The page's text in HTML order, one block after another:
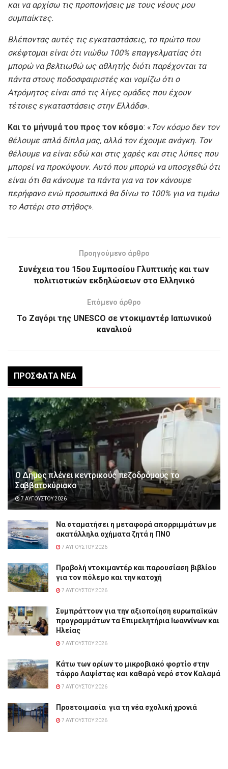
και να αρχίσω τις προπονήσεις με τους νέους μου
συμπαίκτες.
Βλέποντας αυτές τις εγκαταστάσεις, το πρώτο που
σκέφτομαι είναι ότι νιώθω 100% επαγγελματίας ότι
μπορώ να βελτιωθώ ως αθλητής διότι παρέχονται τα
πάντα στους ποδοσφαιριστές και νομίζω ότι ο
Ατρόμητος είναι από τις λίγες ομάδες που έχουν
τέτοιες εγκαταστάσεις στην Ελλάδα».
Και το μήνυμά του προς τον κόσμο: « Τον κόσμο δεν τον
θέλουμε απλά δίπλα μας, αλλά τον έχουμε ανάγκη. Τον
θέλουμε να είναι εδώ και στις χαρές και στις λύπες που
μπορεί να προκύψουν. Αυτό που μπορώ να υποσχεθώ ότι
είναι ότι θα κάνουμε τα πάντα για να τον κάνουμε
περήφανο ενώ προσωπικά θα δίνω το 100% για να τιμάω
το Αστέρι στο στήθος».
Προηγούμενο άρθρο
Συνέχεια του 15ου Συμποσίου Γλυπτικής και των
πολιτιστικών εκδηλώσεων στο Ελληνικό
Επόμενο άρθρο
Το Ζαγόρι της UNESCO σε ντοκιμαντέρ Ιαπωνικού
καναλιού
ΠΡΌΣΦΑΤΑ ΝΈΑ
Ο Δήμος πλένει κεντρικούς πεζοδρόμους το
Σαββατοκύριακο
7 ΑΥΓΟΎΣΤΟΥ 2026
Να σταματήσει η μεταφορά απορριμμάτων με
ακατάλληλα οχήματα ζητά η ΠΝΟ
7 ΑΥΓΟΎΣΤΟΥ 2026
Προβολή ντοκιμαντέρ και παρουσίαση βιβλίου
για τον πόλεμο και την κατοχή
7 ΑΥΓΟΎΣΤΟΥ 2026
Συμπράττουν για την αξιοποίηση ευρωπαϊκών
προγραμμάτων τα Επιμελητήρια Ιωαννίνων και
Ηλείας
7 ΑΥΓΟΎΣΤΟΥ 2026
Κάτω των ορίων το μικροβιακό φορτίο στην
τάφρο Λαψίστας και καθαρό νερό στον Καλαμά
7 ΑΥΓΟΎΣΤΟΥ 2026
Προετοιμασία για τη νέα σχολική χρονιά
7 ΑΥΓΟΎΣΤΟΥ 2026